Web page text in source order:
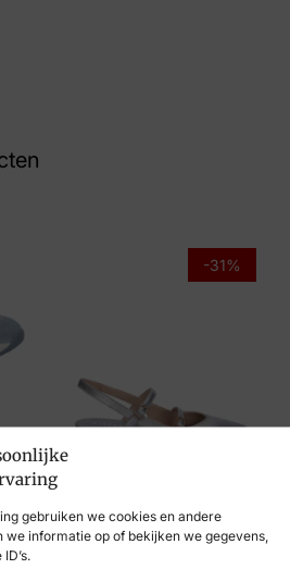
gebruiken we cookies en andere
we informatie op of bekijken we gegevens,
-31%
€ 89,95